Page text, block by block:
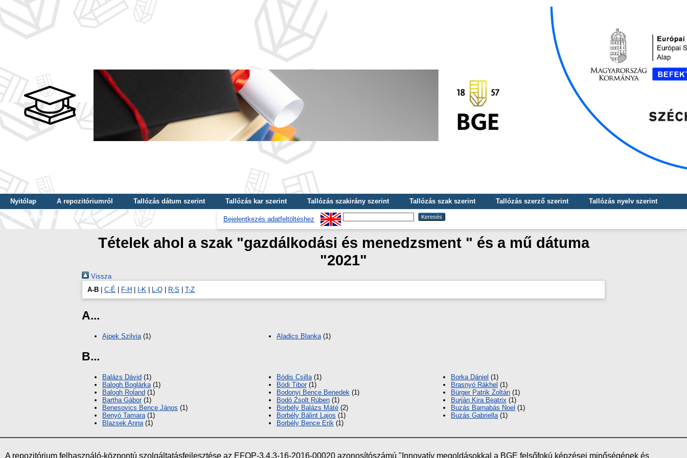
Nyitólap A repozitóriumról Tallózás dátum szerint Tallózás kar szerint Tallózás szakirány szerint Tallózás szak szerint Tallózás szerző szerint
Tallózás nyelv szerint
Tallózás képzés szintje szerint
Tallózás kulcsszó szerint Bejelentkezés adatfeltöltéshez
Tételek ahol a szak "gazdálkodási és menedzsment " és a mű dátuma
"2021"
Vissza
A-B
C-É F-H I-K L-Q R-S T-Z
A...
Ajpek Szilvia(1) Aladics Blanka(1)
B...
Balázs Dávid (1)
Balogh Boglárka(1)
Balogh Roland (1)
Bartha Gábor(1)
Benesovics Bence János (1)
Benyó Tamara(1)
Blazsek Anna(1)
Bódis Csilla(1)
Bódi Tibor(1)
Bodonyi Bence Benedek (1)
Bodó Zsolt Rúben (1)
Borbély Balázs Máté (2)
Borbély Bálint Lajos (1)
Borbély Bence Erik (1)
Borka Dániel (1)
Brasnyó Rákhel (1)
Bürger Patrik Zoltán (1)
Burján Kira Beatrix (1)
Buzás Barnabás Noel (1)
Buzás Gabriella(1)
A repozitórium felhasználó-központú szolgáltatásfejlesztése az EFOP-3.4.3-16-2016-00020 azonosítószámú "Innovatív megoldásokkal a BGE felsőfokú képzései minőségének és